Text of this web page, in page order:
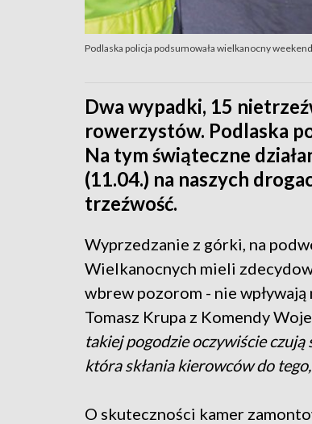
Podlaska policja podsumowała wielkanocny
Dwa wypadki, 15
rowerzystów. Podlaska
Na tym świąteczne
(11.04.) na naszych
trzeźwość.
Wyprzedzanie z górki, na
Wielkanocnych mieli
wbrew pozorom - nie
Tomasz Krupa z Komendy
takiej pogodzie oczywiście czują
która skłania kierowców do
O skuteczności kamer